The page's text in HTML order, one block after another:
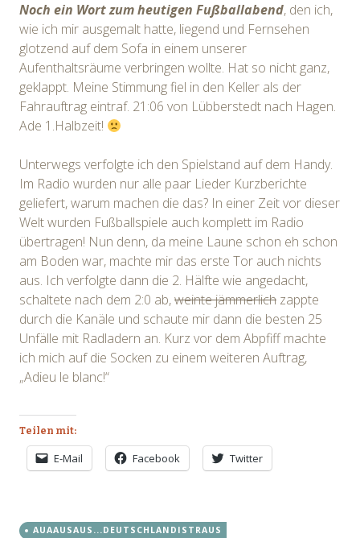
Noch ein Wort zum heutigen Fußballabend, den ich,
wie ich mir ausgemalt hatte, liegend und Fernsehen
glotzend auf dem Sofa in einem unserer
Aufenthaltsräume verbringen wollte. Hat so nicht ganz,
geklappt. Meine Stimmung fiel in den Keller als der
Fahrauftrag eintraf. 21:06 von Lübberstedt nach Hagen.
Ade 1.Halbzeit!
Unterwegs verfolgte ich den Spielstand auf dem Handy.
Im Radio wurden nur alle paar Lieder Kurzberichte
geliefert, warum machen die das? In einer Zeit vor dieser
Welt wurden Fußballspiele auch komplett im Radio
übertragen! Nun denn, da meine Laune schon eh schon
am Boden war, machte mir das erste Tor auch nichts
aus. Ich verfolgte dann die 2. Hälfte wie angedacht,
schaltete nach dem 2:0 ab,weinte jämmerlich zappte
durch die Kanäle und schaute mir dann die besten 25
Unfälle mit Radladern an. Kurz vor dem Abpfiff machte
ich mich auf die Socken zu einem weiteren Auftrag,
„Adieu le blanc!“
Teilen mit:
E-Mail Facebook Twitter
AUAAUSAUS...DEUTSCHLANDISTRAUS